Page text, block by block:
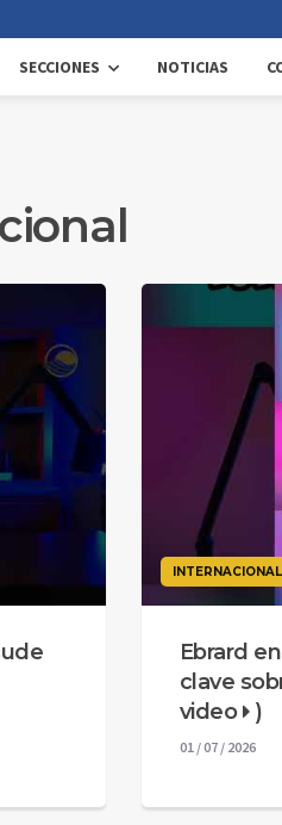
SECCIONES NOTICIAS
Ebrard
clave
video )
01 / 07 / 2026